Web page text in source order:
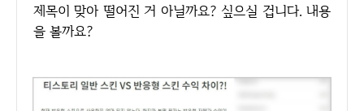
제목이 맞아 떨어진 거 아닐까요? 싶으실 겁니다. 내용
을 볼까요?